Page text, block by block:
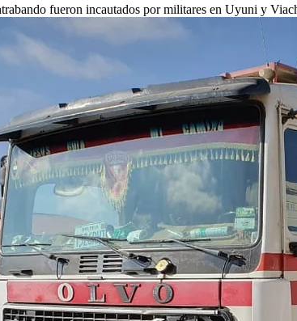
fueron incautados por militares en Uyuni y